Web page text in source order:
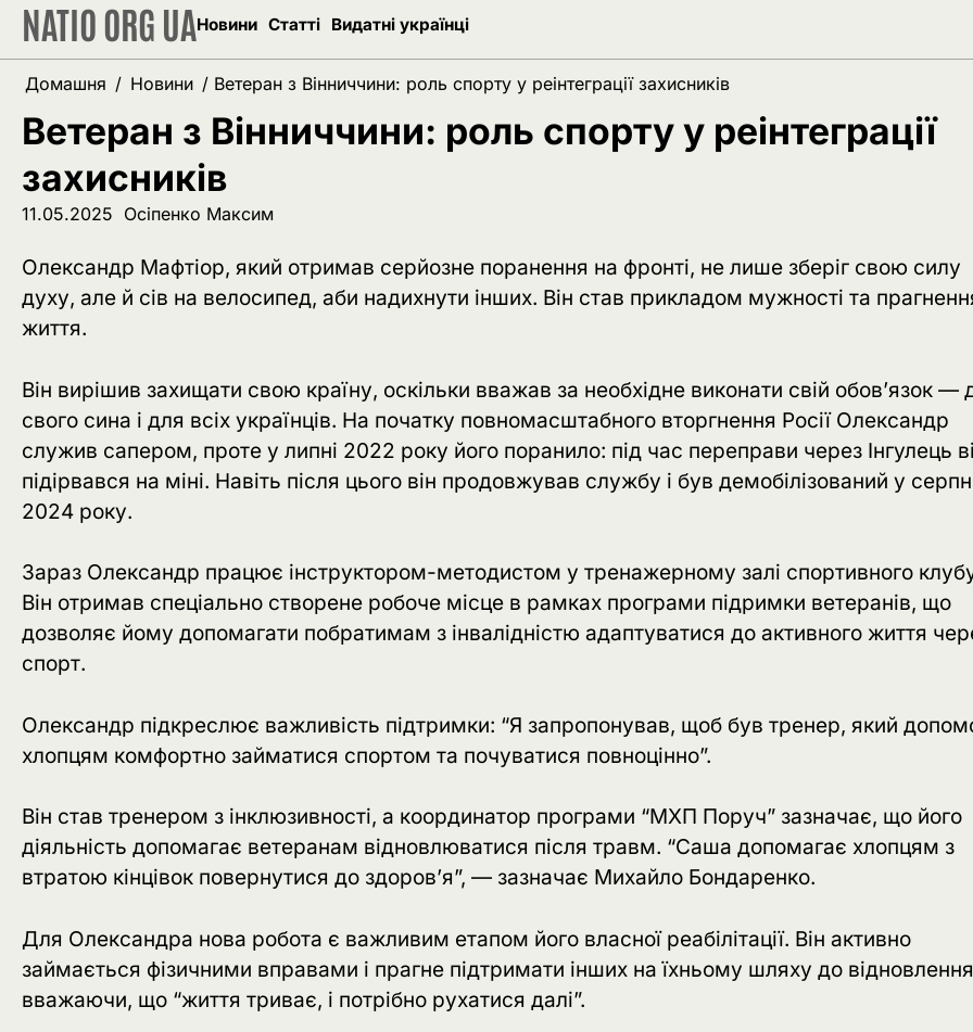
Перейти
вмісту
NATIO ORG UAНовини Статті Видатні українці
Домашня Новини Ветеран з Вінниччини: роль спорту у реінтеграції захисників
Ветеран з Вінниччини: роль спорту у реінтеграції
захисників
11.05.2025 Осіпенко Максим
Олександр Мафтіор, який отримав серйозне поранення на фронті, не лише зберіг свою силу
духу, але й сів на велосипед, аби надихнути інших. Він став прикладом мужності та
життя.
Він вирішив захищати свою країну, оскільки вважав за необхідне виконати свій обов’язок —
свого сина і для всіх українців. На початку повномасштабного вторгнення Росії Олександр
служив сапером, проте у липні 2022 року його поранило: під час переправи через Інгулець
підірвався на міні. Навіть після цього він продовжував службу і був демобілізований у
2024 року.
Зараз Олександр працює інструктором-методистом у тренажерному залі спортивного
Він отримав спеціально створене робоче місце в рамках програми підримки ветеранів, що
дозволяє йому допомагати побратимам з інвалідністю адаптуватися до активного життя
спорт.
Олександр підкреслює важливість підтримки: “Я запропонував, щоб був тренер, який
хлопцям комфортно займатися спортом та почуватися повноцінно”.
Він став тренером з інклюзивності, а координатор програми “МХП Поруч” зазначає, що його
діяльність допомагає ветеранам відновлюватися після травм. “Саша допомагає хлопцям з
втратою кінцівок повернутися до здоров’я”, — зазначає Михайло Бондаренко.
Для Олександра нова робота є важливим етапом його власної реабілітації. Він активно
займається фізичними вправами і прагне підтримати інших на їхньому шляху до
вважаючи, що “життя триває, і потрібно рухатися далі”.